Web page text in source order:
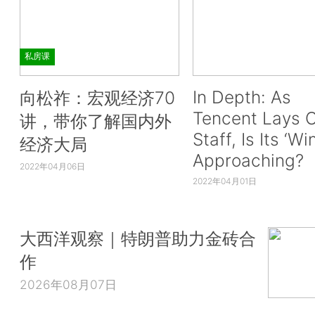
私房课
向松祚：宏观经济70
讲，带你了解国内外
经济大局
2022年04月06日
In Depth: As
Tencent Lays
Staff, Is Its
Approaching?
2022年04月01日
大西洋观察｜特朗普助力金砖合
作
2026年08月07日